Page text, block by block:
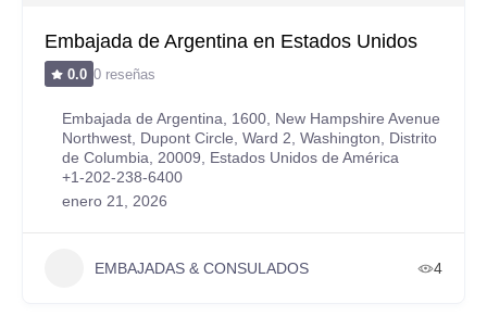
Embajada de Argentina en Estados Unidos
0.0 0 reseñas
Embajada de Argentina, 1600, New Hampshire Avenue
Northwest, Dupont Circle, Ward 2, Washington, Distrito
de Columbia, 20009, Estados Unidos de América
+1-202-238-6400
enero 21, 2026
EMBAJADAS & CONSULADOS 4